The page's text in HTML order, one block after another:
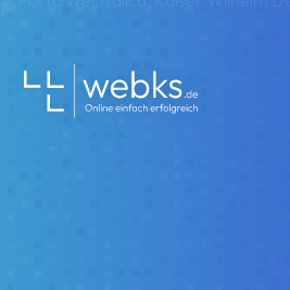
webks: websolutions kept